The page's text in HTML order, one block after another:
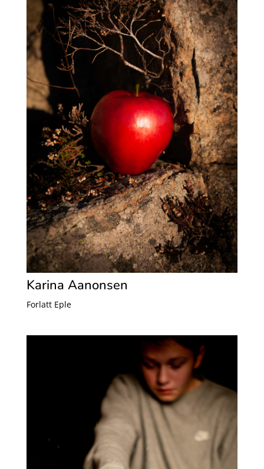
Karina Aanonsen
Forlatt Eple